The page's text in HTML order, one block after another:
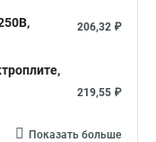
206,32 ₽
219,55 ₽
Показать больше